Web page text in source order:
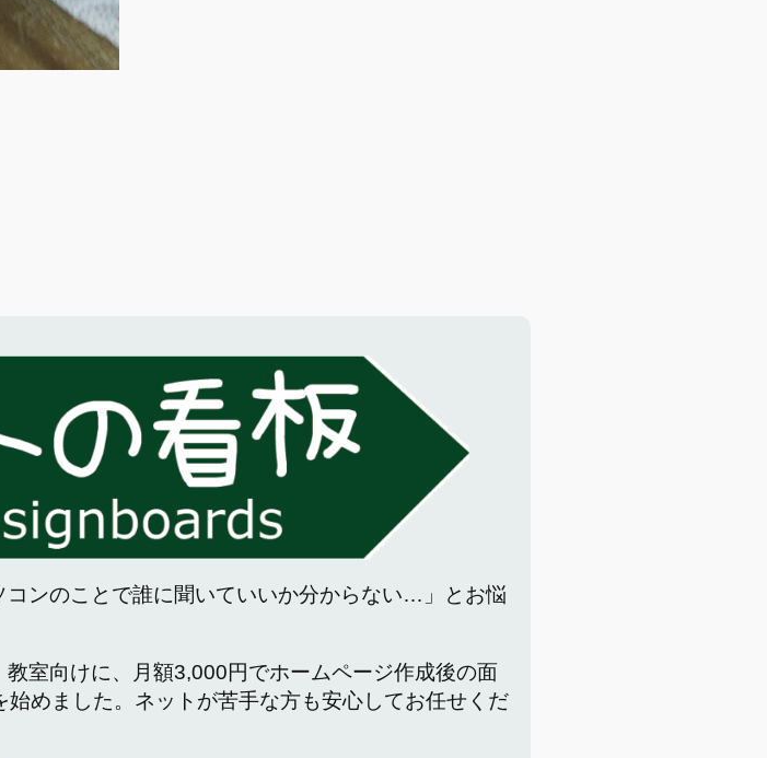
ンのことで誰に聞いていいか分からない…」とお悩
室向けに、月額3,000円でホームページ作成後の面
めました。ネットが苦手な方も安心してお任せくだ